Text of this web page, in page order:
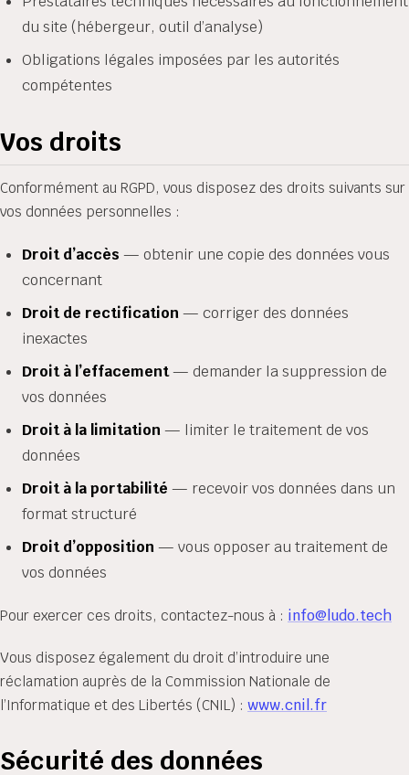
du site (hébergeur, outil d’analyse)
Obligations légales imposées par les autorités
compétentes
Vos droits
Conformément au RGPD, vous disposez des droits suivants sur
vos données personnelles :
Droit d’accès — obtenir une copie des données vous
concernant
Droit de rectification— corriger des données
inexactes
Droit à l’effacement— demander la suppression de
vos données
Droit à la limitation— limiter le traitement de vos
données
Droit à la portabilité — recevoir vos données dans un
format structuré
Droit d’opposition— vous opposer au traitement de
vos données
Pour exercer ces droits, contactez-nous à : info@ludo.tech
Vous disposez également du droit d’introduire une
réclamation auprès de la Commission Nationale de
l’Informatique et des Libertés (CNIL) : www.cnil.fr
Sécurité des données